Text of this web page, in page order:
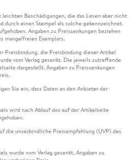
Beschädigungen, die das Lesen aber nicht
durch einen Stempel als solche gekennzeichnet.
Angaben zu Preissenkungen beziehen
mangelfreien Exemplars.
Preisbindung, die Preisbindung dieser Artikel
vom Verlag gesenkt. Die jeweils zutreffende
dargestellt. Angaben zu Preissenkungen
Sie ein, dass Daten an den Anbieter der
wird nach Ablauf des auf der Artikelseite
die unverbindliche Preisempfehlung (UVP) des
wurde vom Verlag gesenkt. Angaben zu